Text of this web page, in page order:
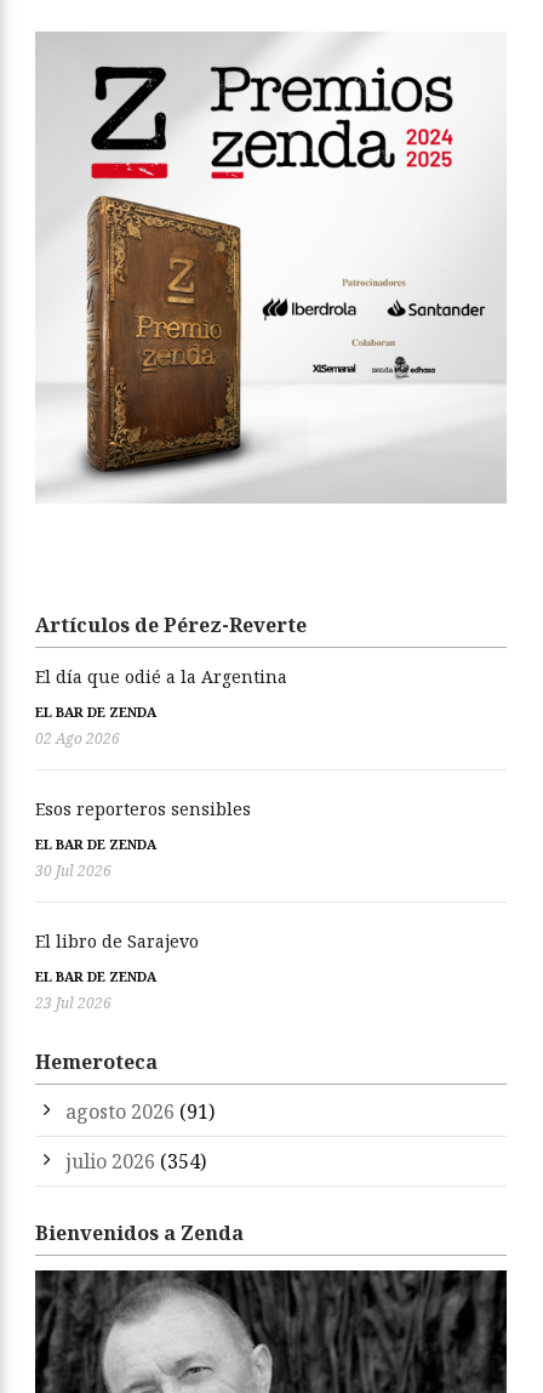
Artículos de Pérez-Reverte
El día que odié a la Argentina
EL BAR DE ZENDA
02 Ago 2026
Esos reporteros sensibles
EL BAR DE ZENDA
30 Jul 2026
El libro de Sarajevo
EL BAR DE ZENDA
23 Jul 2026
Hemeroteca
agosto 2026 (91)
julio 2026 (354)
Bienvenidos a Zenda